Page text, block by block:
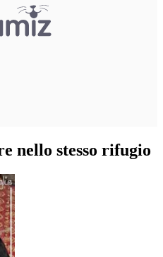
nello stesso rifugio